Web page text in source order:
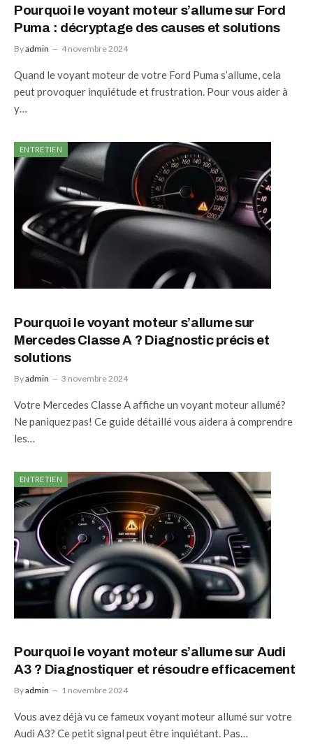
Pourquoi le voyant moteur s’allume sur Ford
Puma : décryptage des causes et solutions
Byadmin 4 novembre 2024
Quand le voyant moteur de votre Ford Puma s’allume, cela
peut provoquer inquiétude et frustration. Pour vous aider à
y…
ENTRETIEN
Pourquoi le voyant moteur s’allume sur
Mercedes Classe A ? Diagnostic précis et
solutions
Byadmin 3 novembre 2024
Votre Mercedes Classe A affiche un voyant moteur allumé?
Ne paniquez pas! Ce guide détaillé vous aidera à comprendre
les…
ENTRETIEN
Pourquoi le voyant moteur s’allume sur Audi
A3 ? Diagnostiquer et résoudre efficacement
Byadmin 1 novembre 2024
Vous avez déjà vu ce fameux voyant moteur allumé sur votre
Audi A3? Ce petit signal peut être inquiétant. Pas…